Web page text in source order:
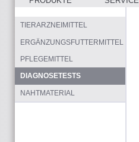
TIERARZNEIMITTEL
ERGÄNZUNGSFUTTERMITTEL
PFLEGEMITTEL
DIAGNOSETESTS
NAHTMATERIAL